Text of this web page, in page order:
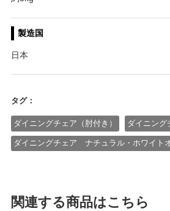
製造国
日本
タグ：
ダイニングチェア（肘付き） ダイニン
ダイニングチェア ナチュラル・ホワイト
関連する商品はこちら